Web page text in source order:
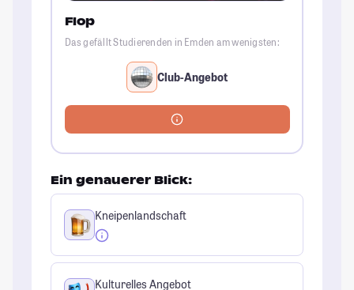
Flop
Das gefällt Studierenden in Emden am wenigsten:
Club-Angebot
Ein genauerer Blick:
Kneipenlandschaft
Kulturelles Angebot